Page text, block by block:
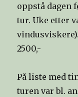
oppstå dagen
tur. Uke etter
2500,-
På liste med
turen var bl.